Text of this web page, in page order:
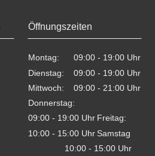
Öffnungszeiten
Montag:
Dienstag:
Mittwoch:
Donnerstag:
09:00 - 19:00 Uhr
Freitag:
10:00 - 15:00 Uhr
Samstag
10:00 - 15:00 Uhr